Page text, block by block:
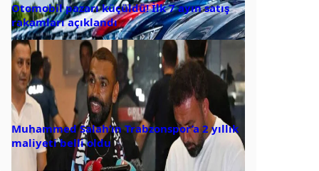
Otomobil pazarı küçüldü! İlk 7 ayın satış
rakamları açıklandı
Muhammed Salah’ın Trabzonspor’a 2 yıllık
maliyeti belli oldu